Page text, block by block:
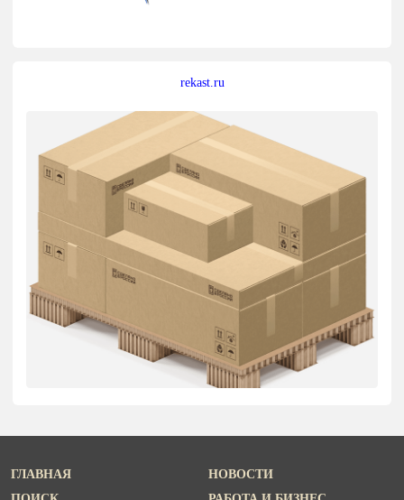
rekast.ru
ГЛАВНАЯ
НОВОСТИ